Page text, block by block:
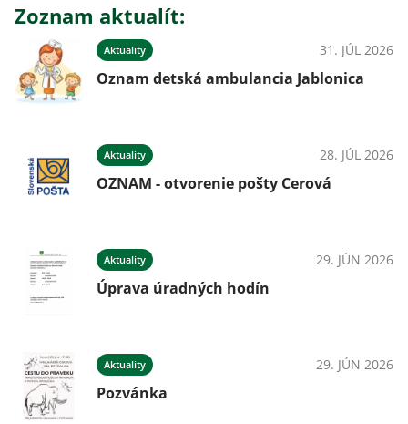
Zoznam aktualít:
Aktuality 31. JÚL 2026
Oznam detská ambulancia Jablonica
Aktuality 28. JÚL 2026
OZNAM - otvorenie pošty Cerová
Aktuality 29. JÚN 2026
Úprava úradných hodín
Aktuality 29. JÚN 2026
Pozvánka